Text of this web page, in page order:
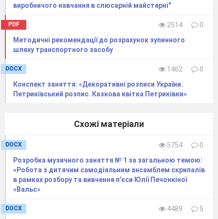
виробничого навчання в слюсарній майстерні"
PDF 2514
0
Методичні рекомендації до розрахунок зупинного
шляху транспортного засобу
DOCX 1462
0
Конспект заняття: «Декоративні розписи України.
Петриківський розпис. Казкова квітка Петриківки»
Схожі матеріали
DOCX 5754
0
Розробка музичного заняття № 1 за загальною темою:
«Робота з дитячим самодіяльним ансамблем скрипалів
в рамках розбору та вивчення п’єси Юлії Печонкіної
«Вальс»
DOCX 4489
5